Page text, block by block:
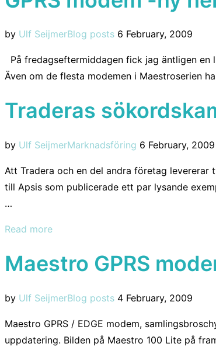
by Ulf SeijmerBlog postsPosted
6 February, 2009
På fredagseftermiddagen fick jag äntligen en
Även om de flesta modemen i Maestroserien
Traderas
by Ulf SeijmerMarknadsföring Posted
6 February, 2009
Att Tradera och en del andra företag levererar
till Apsis som publicerade ett par lysande
…
Read more“Traderas
fegar
Maestro GPRS
by Ulf SeijmerBlog postsPosted
4 February, 2009
Maestro GPRS / EDGE modem,
uppdatering. Bilden på Maestro 100 Lite på